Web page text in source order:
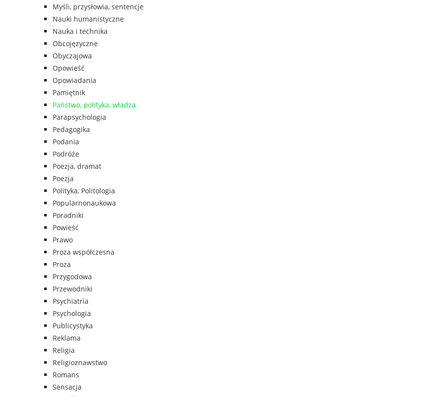
Myśli, przysłowia, sentencje
Nauki humanistyczne
Nauka i technika
Obcojęzyczne
Obyczajowa
Opowieść
Opowiadania
Pamiętnik
Państwo, polityka, władza
Parapsychologia
Pedagogika
Podania
Podróże
Poezja, dramat
Poezja
Polityka, Politologia
Popularnonaukowa
Poradniki
Powieść
Prawo
Proza współczesna
Proza
Przygodowa
Przewodniki
Psychiatria
Psychologia
Publicystyka
Reklama
Religia
Religioznawstwo
Romans
Sensacja